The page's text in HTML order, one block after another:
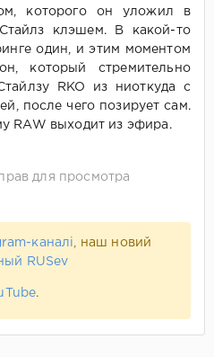
которого он уложил в
клэшем. В какой-то
один, и этим моментом
который стремительно
RKO из ниоткуда с
после чего позирует сам.
RAW выходит из эфира.
для просмотра
каналі
, наш новий
RUSev
.